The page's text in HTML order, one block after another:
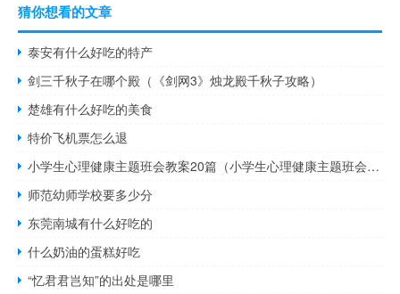
猜你想看的文章
泰安有什么好吃的特产
剑三千秋子在哪个殿（《剑网3》烛龙殿千秋子攻略）
楚雄有什么好吃的美食
特价飞机票怎么退
小学生心理健康主题班会教案20篇（小学生心理健康主题班会教案）
师范幼师学校要多少分
东莞南城有什么好吃的
什么奶油的蛋糕好吃
“忆君君岂知”的出处是哪里